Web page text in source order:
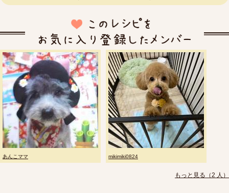
あんこママ mikimiki0824
もっと見る（2 人）